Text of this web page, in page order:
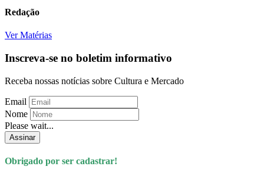
Redação
Ver Matérias
Inscreva-se no boletim informativo
Receba nossas notícias sobre Cultura e Mercado
Email
Nome
Please wait...
Assinar
Obrigado por ser cadastrar!